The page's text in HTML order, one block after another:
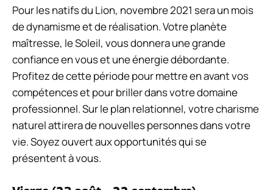
Pour les natifs du Lion, novembre 2021 sera un mois
de dynamisme et de réalisation. Votre planète
maîtresse, le Soleil, vous donnera une grande
confiance en vous et une énergie débordante.
Profitez de cette période pour mettre en avant vos
compétences et pour briller dans votre domaine
professionnel. Sur le plan relationnel, votre charisme
naturel attirera de nouvelles personnes dans votre
vie. Soyez ouvert aux opportunités qui se
présentent à vous.